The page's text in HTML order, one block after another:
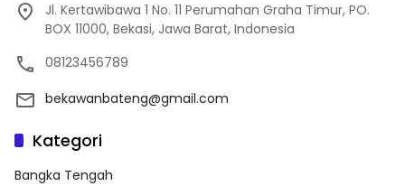
Jl. Kertawibawa 1 No. 11 Perumahan Graha Timur, PO.
BOX 11000, Bekasi, Jawa Barat, Indonesia
08123456789
bekawanbateng@gmail.com
Kategori
Bangka Tengah